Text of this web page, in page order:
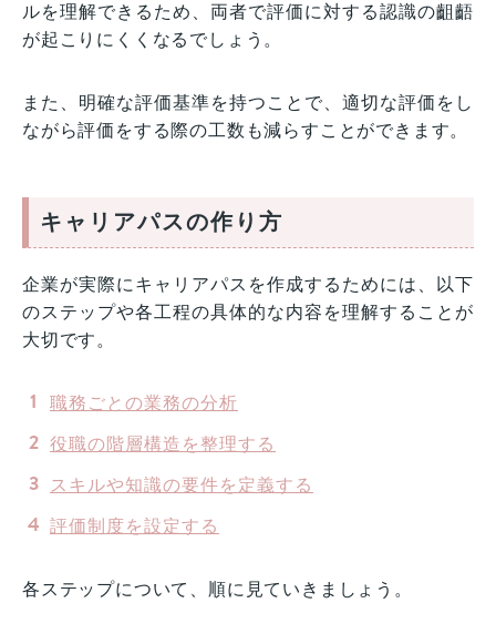
ルを理解できるため、両者で評価に対する認識の齟齬
が起こりにくくなるでしょう。
また、明確な評価基準を持つことで、適切な評価をし
ながら評価をする際の工数も減らすことができます。
キャリアパスの作り方
企業が実際にキャリアパスを作成するためには、以下
のステップや各工程の具体的な内容を理解することが
大切です。
職務ごとの業務の分析
役職の階層構造を整理する
スキルや知識の要件を定義する
評価制度を設定する
各ステップについて、順に見ていきましょう。